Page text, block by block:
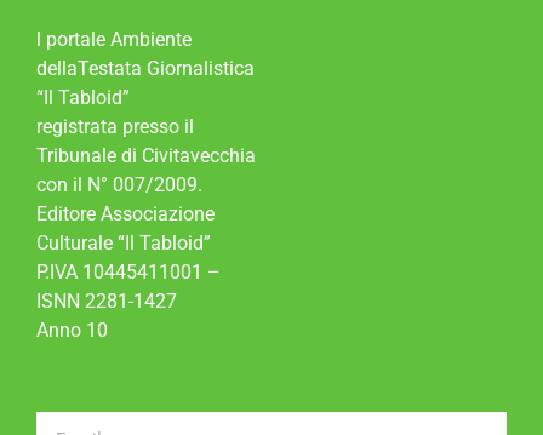
l portale Ambiente
dellaTestata Giornalistica
“Il Tabloid”
registrata presso il
Tribunale di Civitavecchia
con il N° 007/2009.
Editore Associazione
Culturale “Il Tabloid”
P.IVA 10445411001 –
ISNN 2281-1427
Anno 10